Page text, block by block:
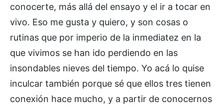
conocerte, más allá del ensayo y el ir a tocar en
vivo. Eso me gusta y quiero, y son cosas o
rutinas que por imperio de la inmediatez en la
que vivimos se han ido perdiendo en las
insondables nieves del tiempo. Yo acá lo quise
inculcar también porque sé que ellos tres tienen
conexión hace mucho, y a partir de conocernos